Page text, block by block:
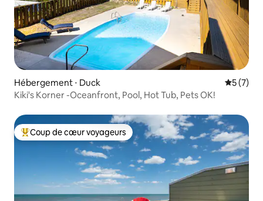
Hébergement ⋅ Duck
5 (7)
Kiki's Korner -Oceanfront, Pool, Hot Tub, Pets OK!
Coups de cœur voyageurs les plus appréciés
Coup de cœur voyageurs